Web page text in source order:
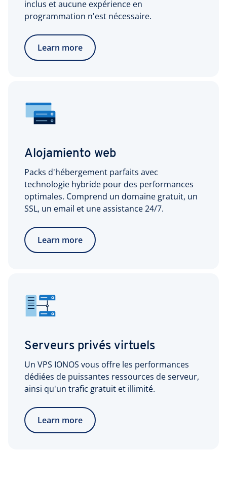
inclus et aucune expérience en
programmation n'est nécessaire.
Learn more
Alojamiento web
Packs d'hébergement parfaits avec
technologie hybride pour des performances
optimales. Comprend un domaine gratuit, un
SSL, un email et une assistance 24/7.
Learn more
Serveurs privés virtuels
Un VPS IONOS vous offre les performances
dédiées de puissantes ressources de serveur,
ainsi qu'un trafic gratuit et illimité.
Learn more